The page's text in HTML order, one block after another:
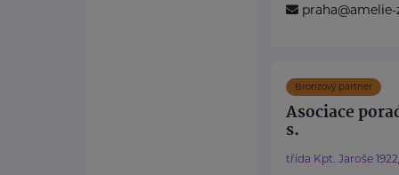
praha@amelie-
Bronzový partner
Asociace
s.
třída Kpt. Jaroše